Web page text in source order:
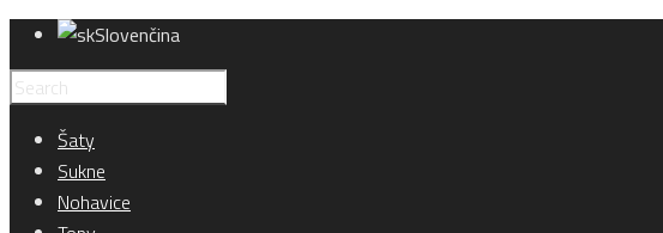
Slovenčina
Šaty
Sukne
Nohavice